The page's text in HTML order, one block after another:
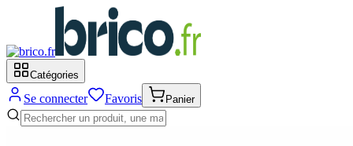
Catégories
Se connecter Favoris Panier